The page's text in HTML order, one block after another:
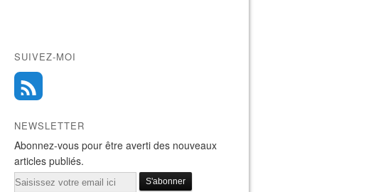
SUIVEZ-MOI
NEWSLETTER
Abonnez-vous pour être averti des nouveaux
articles publiés.
Email